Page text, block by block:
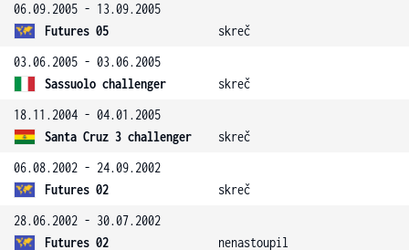
06.09.2005 - 13.09.2005
Futures 05
skreč
03.06.2005 - 03.06.2005
Sassuolo challenger
skreč
18.11.2004 - 04.01.2005
Santa Cruz 3 challenger
skreč
06.08.2002 - 24.09.2002
Futures 02
skreč
28.06.2002 - 30.07.2002
Futures 02
nenastoupil